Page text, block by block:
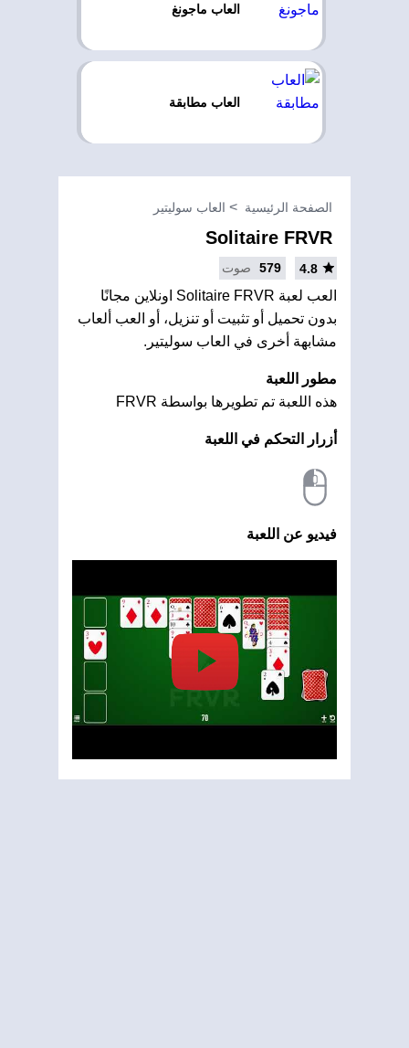
العاب ماجونغ
العاب مطابقة
الصفحة الرئيسية العاب سوليتير
Solitaire FRVR
4.8
579 صوت
العب لعبة Solitaire FRVR اونلاين مجانًا
بدون تحميل أو تثبيت أو تنزيل، أو العب ألعاب
مشابهة أخرى في العاب سوليتير.
مطور اللعبة
هذه اللعبة تم تطويرها بواسطة FRVR
أزرار التحكم في اللعبة
فيديو عن اللعبة